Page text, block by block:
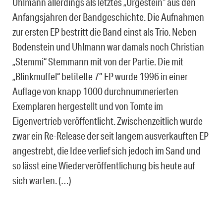
Anfangsjahren der Bandgeschichte. Die Aufnahmen
zur ersten EP bestritt die Band einst als Trio. Neben
Bodenstein und Uhlmann war damals noch Christian
„Stemmi“ Stemmann mit von der Partie. Die mit
„Blinkmuffel“ betitelte 7″ EP wurde 1996 in einer
Auflage von knapp 1000 durchnummerierten
Exemplaren hergestellt und von Tomte im
Eigenvertrieb veröffentlicht. Zwischenzeitlich wurde
zwar ein Re-Release der seit langem ausverkauften EP
angestrebt, die Idee verlief sich jedoch im Sand und
so lässt eine Wiederveröffentlichung bis heute auf
sich warten. (…)